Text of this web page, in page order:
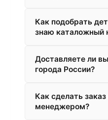
Как подобрать
знаю каталожный
Доставляете ли
города России?
Как сделать
менеджером?